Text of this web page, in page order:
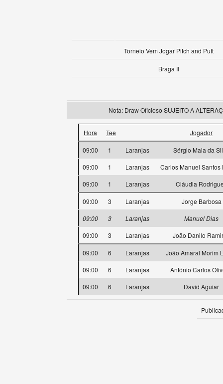
Torneio Vem Jogar Pitch and Putt
Braga II
Nota: Draw Oficioso SUJEITO A
Hora Tee Jogador
09:00 1 Laranjas
Sérgio Maia da
09:00
1 Laranjas
Carlos Manuel Santos
09:00
1 Laranjas Cláudia
09:00 3 Laranjas
Jorge Barbosa
09:00
3 Laranjas
Manuel Dias
09:00
3 Laranjas João Danilo
09:00 6 Laranjas
João Amaral Morim
09:00
6 Laranjas
António Carlos
09:00
6 Laranjas David Aguiar